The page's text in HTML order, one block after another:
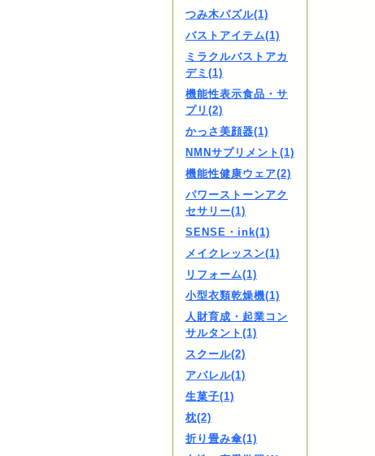
つみ木パズル(1)
バストアイテム(1)
ミラクルバストアカ
デミ(1)
機能性表示食品・サ
プリ(2)
かっさ美顔器(1)
NMNサプリメント(1)
機能性健康ウェア(2)
パワーストーンアク
セサリー(1)
SENSE・ink(1)
メイクレッスン(1)
リフォーム(1)
小型衣類乾燥機(1)
人財育成・起業コン
サルタント(1)
スクール(2)
アパレル(1)
生菓子(1)
枕(2)
折り畳み傘(1)